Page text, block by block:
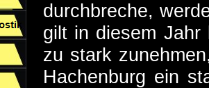
durchbreche,
gilt in diesem Jahr
zu stark
Hachenburg ein